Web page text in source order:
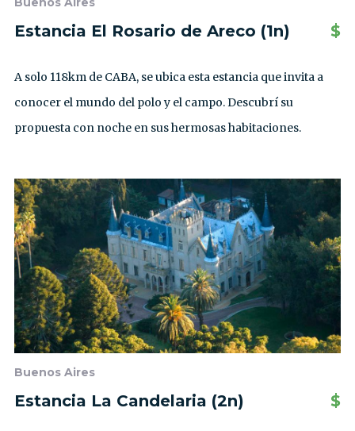
Estancia El Rosario de Areco (1n) $
A solo 118km de CABA, se ubica esta estancia que invita a
conocer el mundo del polo y el campo. Descubrí su
propuesta con noche en sus hermosas habitaciones.
Buenos Aires
Estancia La Candelaria (2n) $